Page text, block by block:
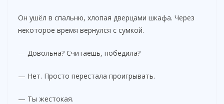
Он ушёл в спальню, хлопая дверцами шкафа. Через
некоторое время вернулся с сумкой.
— Довольна? Считаешь, победила?
— Нет. Просто перестала проигрывать.
— Ты жестокая.